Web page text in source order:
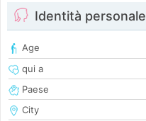
Identità personale
Age
qui a
Paese
City